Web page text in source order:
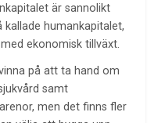
är sannolikt
kallade humankapitalet,
ekonomisk tillväxt.
på att ta hand om
samt
men det finns fler